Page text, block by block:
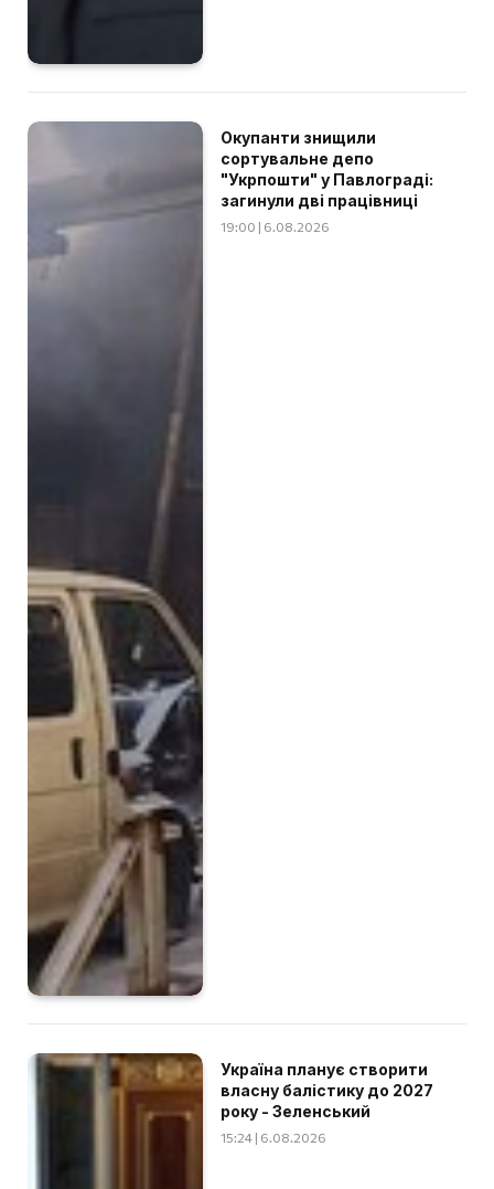
Окупанти знищили
сортувальне депо
"Укрпошти" у Павлограді:
загинули дві працівниці
19:00 | 6.08.2026
Україна планує створити
власну балістику до 2027
року - Зеленський
15:24 | 6.08.2026